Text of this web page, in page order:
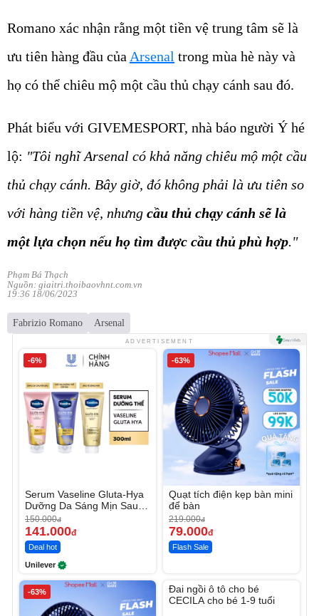
Romano xác nhận rằng một tiền vệ trung tâm sẽ là
ưu tiên hàng đầu của Arsenal trong mùa hè này và
họ có thể chiêu mộ một cầu thủ chạy cánh sau đó.
Phát biểu với GIVEMESPORT, nhà báo người Ý hé
lộ: "Tôi nghĩ Arsenal có khả năng chiêu mộ một cầu
thủ chạy cánh. Bây giờ, đó không phải là ưu tiên so
với hàng tiền vệ, nhưng cầu thủ chạy cánh sẽ là
một lựa chọn nếu họ tìm được cầu thủ phù hợp."
Phạm Bá Thạch
Nguồn: giaitri.thoibaovhnt.com.vn
19:36 18/06/2023
Fabrizio Romano Arsenal
ADVERTISEMENT
-6%
Serum Vaseline Gluta-Hya
Dưỡng Da Sáng Mịn Sau 7
Ngày
150.000đ
141.000đ
Deal hot
Unilever
-63%
Quạt tích điện kẹp bàn mini
để bàn
219.000đ
79.000đ
Flash Sale
-63%
Đai ngồi ô tô cho bé
CECILA cho bé 1-9 tuổi